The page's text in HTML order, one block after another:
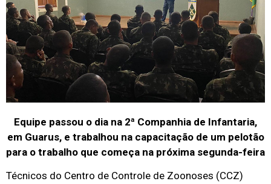
Equipe passou o dia na 2ª Companhia de Infantaria,
em Guarus, e trabalhou na capacitação de um pelotão
para o trabalho que começa na próxima segunda-feira
Técnicos do Centro de Controle de Zoonoses (CCZ)